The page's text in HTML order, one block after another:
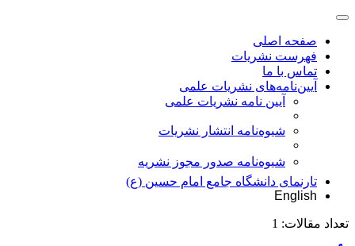
صفحه اصلی
فهرست نشریات
تماس با ما
آیین‌نامه‌های نشریات علمی
آیین نامه نشریات علمی
شیوه‌نامه انتشار نشریات
شیوهنامه صدور مجوز نشریه
تارنمای دانشگاه جامع امام حسین (ع)
English
تعداد مقالات: 1